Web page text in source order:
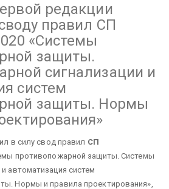
Системы пожарной сигнализации
противопожарной защиты. Нормы и
редакции
правил СП
«Системы
защиты.
сигнализации и
систем
защиты. Нормы
в силу свод правил СП
противопожарной защиты. Системы
автоматизация систем
Нормы и правила проектирования»,